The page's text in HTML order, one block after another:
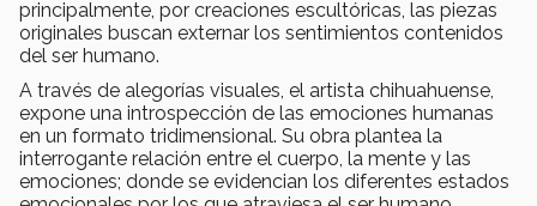
principalmente, por creaciones escultóricas, las piezas
originales buscan externar los sentimientos contenidos
del ser humano.
A través de alegorías visuales, el artista chihuahuense,
expone una introspección de las emociones humanas
en un formato tridimensional. Su obra plantea la
interrogante relación entre el cuerpo, la mente y las
emociones; donde se evidencian los diferentes estados